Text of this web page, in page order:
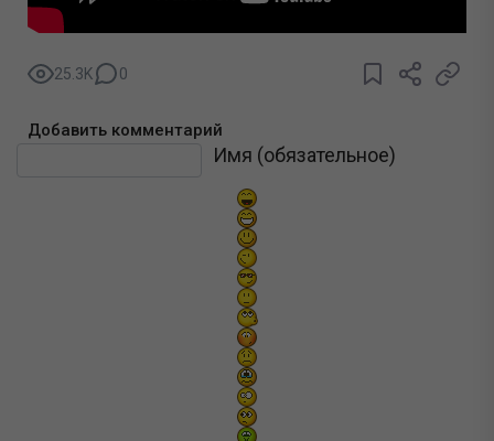
25.3K 0
Добавить комментарий
Имя (обязательное)